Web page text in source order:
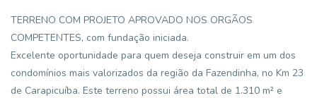
TERRENO COM PROJETO APROVADO NOS ORGÃOS
COMPETENTES, com fundação iniciada.
Excelente oportunidade para quem deseja construir em um dos
condomínios mais valorizados da região da Fazendinha, no Km 23
de Carapicuíba. Este terreno possui área total de 1.310 m² e